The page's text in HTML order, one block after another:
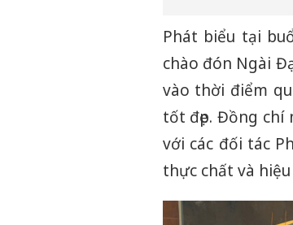
Phát biểu tại
chào đón Ngài
vào thời điểm
tốt đẹp. Đồng
với các đối tác
thực chất và